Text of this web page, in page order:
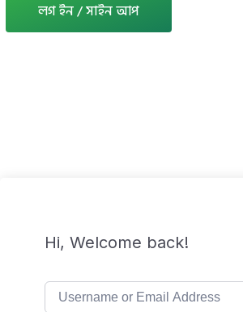
লগ ইন / সাইন আপ
Hi, Welcome back!